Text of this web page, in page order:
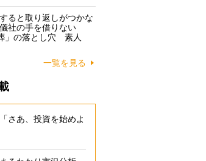
すると取り返しがつかな
社の手を借りない
」の落とし穴 素人
一覧を見る
さあ、投資を始めよ